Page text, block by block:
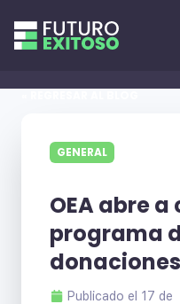
GENERAL
OEA abre
programa
donaciones
Publicado el 17 de